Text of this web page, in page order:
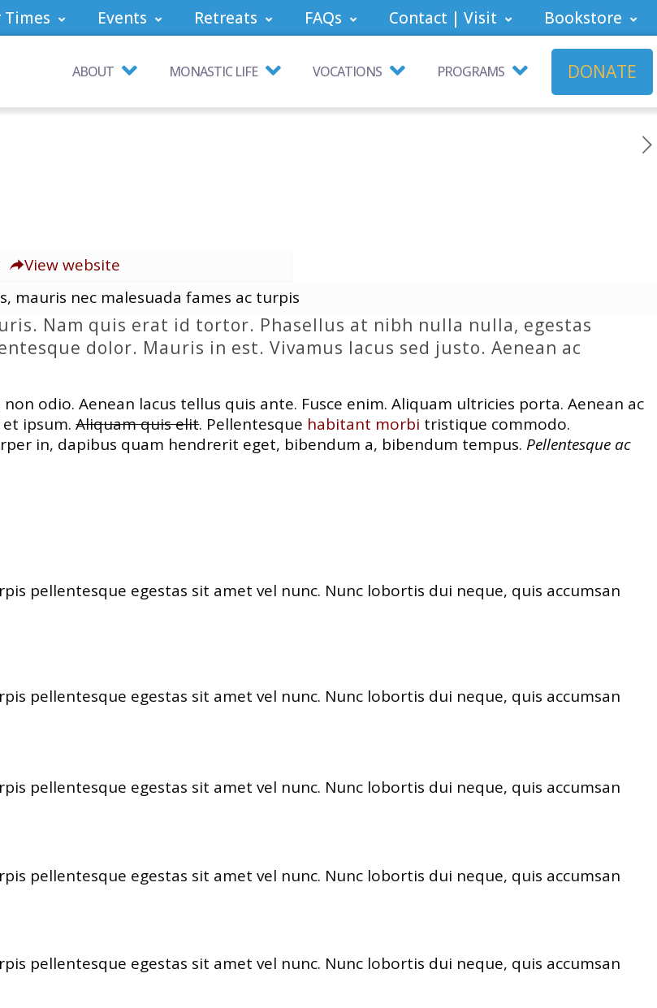
Times Events Retreats FAQs Contact | Visit Bookstore
ABOUT MONASTIC LIFE VOCATIONS PROGRAMS DONATE
View website
mauris nec malesuada fames ac turpis
Nam quis erat id tortor. Phasellus at nibh nulla nulla, egestas
dolor. Mauris in est. Vivamus lacus sed justo. Aenean ac
non odio. Aenean lacus tellus quis ante. Fusce enim. Aliquam ultricies porta. Aenean ac
et ipsum.Aliquam quis elit. Pellentesque habitant morbi tristique commodo.
in, dapibus quam hendrerit eget, bibendum a, bibendum tempus. Pellentesque ac
pellentesque egestas sit amet vel nunc. Nunc lobortis dui neque, quis accumsan
pellentesque egestas sit amet vel nunc. Nunc lobortis dui neque, quis accumsan
pellentesque egestas sit amet vel nunc. Nunc lobortis dui neque, quis accumsan
pellentesque egestas sit amet vel nunc. Nunc lobortis dui neque, quis accumsan
pellentesque egestas sit amet vel nunc. Nunc lobortis dui neque, quis accumsan